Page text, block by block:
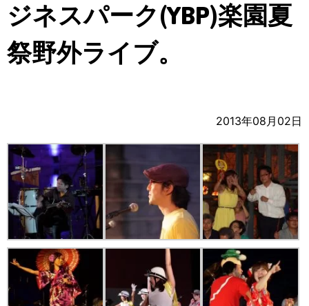
ジネスパーク(YBP)楽園夏
祭野外ライブ。
2013年08月02日